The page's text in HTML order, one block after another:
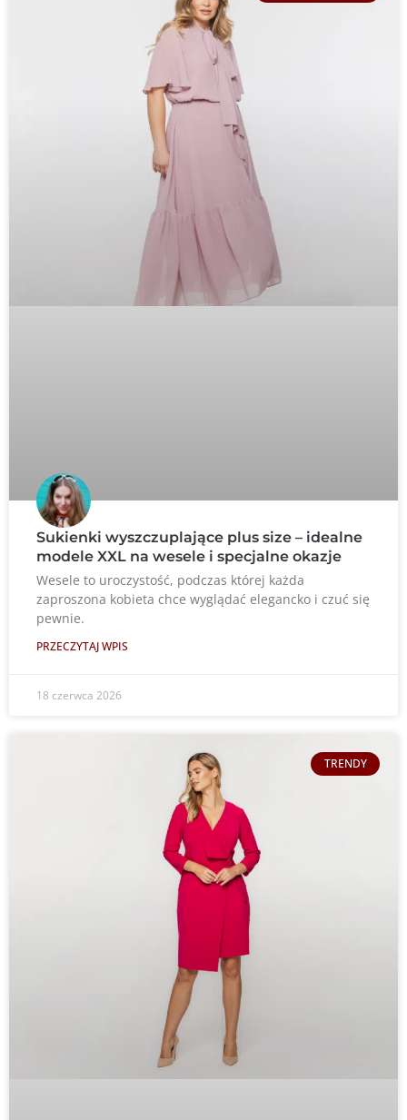
Sukienki wyszczuplające plus size – idealne
modele XXL na wesele i specjalne okazje
Wesele to uroczystość, podczas której każda
zaproszona kobieta chce wyglądać elegancko i czuć się
pewnie.
PRZECZYTAJ WPIS
18 czerwca 2026
TRENDY